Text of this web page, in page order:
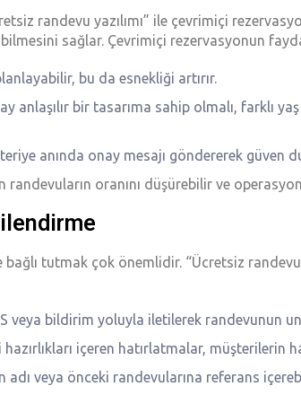
randevu yazılımı” ile çevrimiçi
sağlar. Çevrimiçi rezervasyonun
bu da esnekliği artırır.
anlaşılır bir tasarıma sahip olmalı, farklı
anında onay mesajı göndererek güven
randevuların oranını düşürebilir ve
tutmak çok önemlidir. “Ücretsiz
veya bildirim yoluyla iletilerek randevunun
içeren hatırlatmalar, müşterilerin
veya önceki randevularına referans